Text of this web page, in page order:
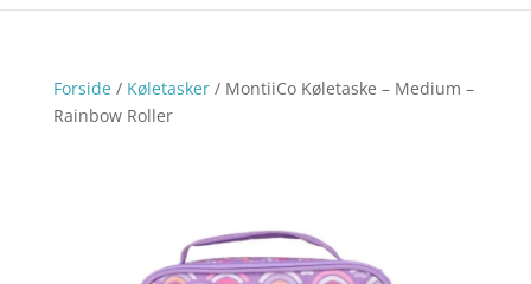
Forside/ Køletasker/ MontiiCo Køletaske – Medium –
Rainbow Roller